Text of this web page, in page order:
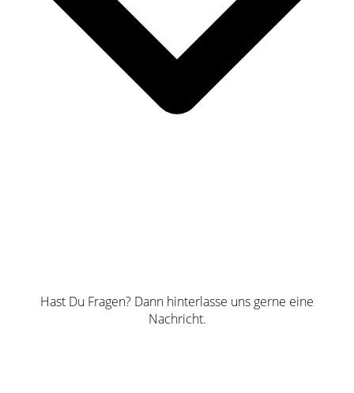
Hast Du Fragen? Dann hinterlasse uns gerne eine
Nachricht.